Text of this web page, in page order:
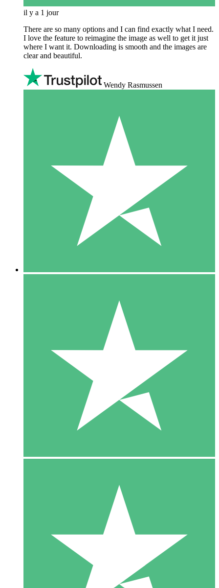
il y a 1 jour
There are so many options and I can find exactly what I need.
I love the feature to reimagine the image as well to get it just
where I want it. Downloading is smooth and the images are
clear and beautiful.
Wendy Rasmussen